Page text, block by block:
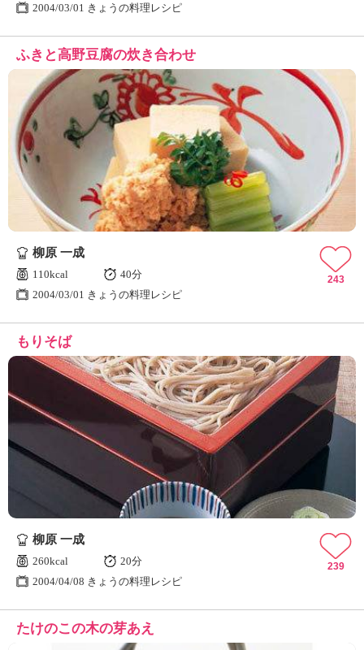
2004/03/01 きょうの料理レシピ
ふきと高野豆腐の炊き合わせ
柳原 一成
110kcal
40分
2004/03/01 きょうの料理レシピ
243
もりそば
柳原 一成
260kcal
20分
2004/04/08 きょうの料理レシピ
239
たけのこの木の芽あえ